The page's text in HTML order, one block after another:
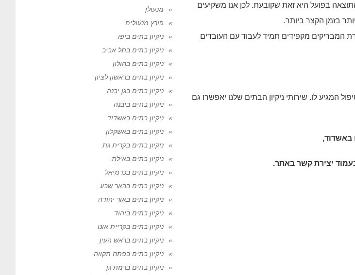
בפועל היא זאת שקובעת. לכן אנו משקיעים
בזמן הקצר ביותר.
המבריקים מקפידים תמיד לעבוד עם העובדים
המגיע לו. שירותי ניקיון הבתים שלנו יאפשרו גם
באשדוד,
מנעולן
פורץ מנעולים
ניקיון בתים ביפו
ניקיון בתים בתל אביב
ניקיון בתים בחולון
ניקיון בתים בראשון לציון
ניקיון בתים בגן יבנה
ניקיון בתים ביבנה
ניקיון בתים באשדוד
ניקיון בתים באשקלון
ניקיון בתים בקרית גת
ניקיון בתים באילת
ניקיון בתים בכרמיאל
ניקיון בתים בבאר שבע
ניקיון בתים באור יהודה
ניקיון בתים ביהוד
ניקיון בתים בקריית אונו
ניקיון בתים בראש העין
ניקיון בתים בפתח תקווה
ניקיון בתים ברמת גן